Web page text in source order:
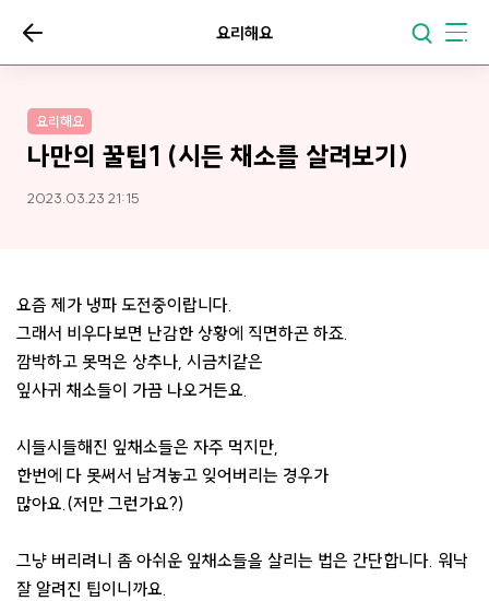
요리해요
요리해요
나만의 꿀팁1 (시든 채소를 살려보기)
2023.03.23 21:15
요즘 제가 냉파 도전중이랍니다.
그래서 비우다보면 난감한 상황에 직면하곤 하죠.
깜박하고 못먹은 상추나, 시금치같은
잎사귀 채소들이 가끔 나오거든요.
시들시들해진 잎채소들은 자주 먹지만,
한번에 다 못써서 남겨놓고 잊어버리는 경우가
많아요.(저만 그런가요?)
그냥 버리려니 좀 아쉬운 잎채소들을 살리는 법은 간단합니다. 워낙
잘 알려진 팁이니까요.